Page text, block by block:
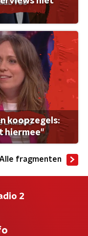
koopzegels:
hiermee"
Alle fragmenten
2